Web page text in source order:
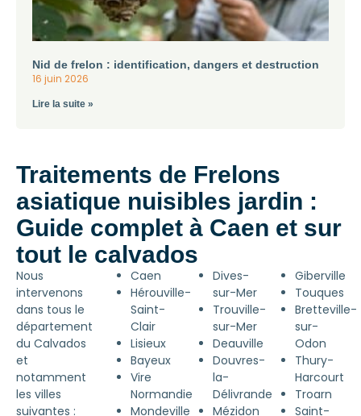
Nid de frelon : identification, dangers et destruction
16 juin 2026
Lire la suite »
Traitements de Frelons
asiatique nuisibles jardin :
Guide complet à Caen et sur
tout le calvados
Nous
intervenons
dans tous le
département
du Calvados
et
notamment
les villes
suivantes :
Caen
Hérouville-
Saint-
Clair
Lisieux
Bayeux
Vire
Normandie
Mondeville
Dives-
sur-Mer
Trouville-
sur-Mer
Deauville
Douvres-
la-
Délivrande
Mézidon
Giberville
Touques
Bretteville-
sur-
Odon
Thury-
Harcourt
Troarn
Saint-